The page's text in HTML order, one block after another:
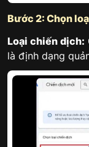
Bước 2: Chọn
Loại chiến dịch:
là định dạng